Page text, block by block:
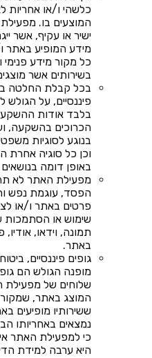
כלשהי ו/או אחריות
המוצעים בו.
ישיר או עקיף, אשר
מידע המופיע באתר
כל מקור מידע פנימי
בשירותים אשר
בכל קבלת החלטה
פיננסיים, על
בלבד אודות ההשקעה
הכרוכים בהשקעה,
בנוגע לסוגיות
וכן כל סוגיה אחרת
באופן דומה בנושאים
מפעילת האתר לא
הפסד, עוגמת נפש
פרטים באתר ו/או
שימוש או הסתמכות
תמונה, וידאו,
באתר.
גופים פיננסיים,
מופנה הגולש הם
שלוחים של מפעילת
המוצג באתר,
ששירותיו מופיעים
נמצאים באחריותו
כי למפעילת האתר
היא ערבה למידת